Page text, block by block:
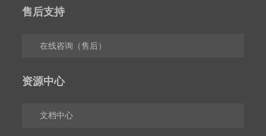
售后支持
在线咨询（售后）
资源中心
文档中心